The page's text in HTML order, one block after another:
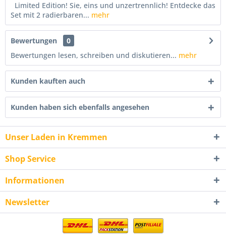
Limited Edition! Sie, eins und unzertrennlich! Entdecke das
Set mit 2 radierbaren... mehr
Bewertungen
0
Bewertungen lesen, schreiben und diskutieren... mehr
Kunden kauften auch
Kunden haben sich ebenfalls angesehen
Unser Laden in Kremmen
Shop Service
Informationen
Newsletter